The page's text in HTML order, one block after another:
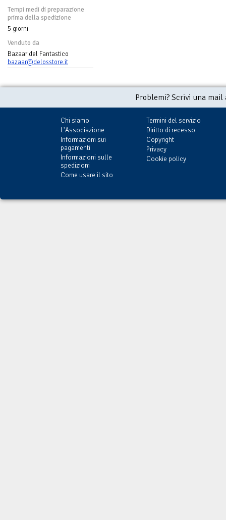
Tempi medi di preparazione
prima della spedizione
5 giorni
Venduto da
Bazaar del Fantastico
bazaar@delosstore.it
Problemi? Scrivi una
Chi siamo
L'Associazione
Informazioni sui
pagamenti
Informazioni sulle
spedizioni
Come usare il sito
Termini del servizio
Diritto di recesso
Copyright
Privacy
Cookie policy